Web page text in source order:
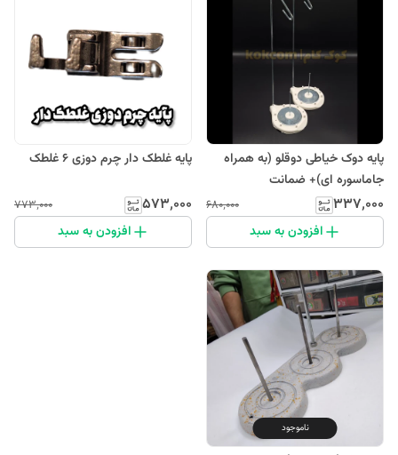
پایه دوک خیاطی دوقلو (به همراه
جاماسوره ای)+ ضمانت
۳۳۷٬۰۰۰ ۶۸۰٬۰۰۰
افزودن به سبد
پایه غلطک دار چرم دوزی ۶ غلطک
۵۷۳٬۰۰۰ ۷۷۳٬۰۰۰
افزودن به سبد
ناموجود